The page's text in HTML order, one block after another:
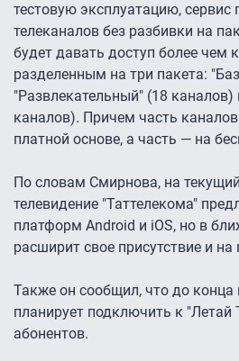
тестовую эксплуатацию, сервис
телеканалов без разбивки на
будет давать доступ более чем
разделенным на три пакета:
"Развлекательный" (18
каналов). Причем часть
платной основе, а часть — на
По словам Смирнова, на
телевидение "Таттелекома"
платформ Android и iOS, но в
расширит свое присутствие и
Также он сообщил, что до конца
планирует подключить к "Летай
абонентов.